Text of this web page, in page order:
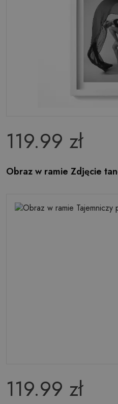
119.99 zł
Obraz w ramie Zdjęcie
119.99 zł